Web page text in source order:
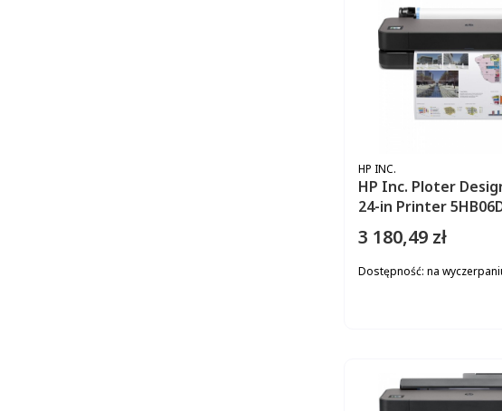
HP Inc. Ploter
24-in Printer
PRODUCENT
HP INC.
Cena
3 180,49 zł
Dostępność: na